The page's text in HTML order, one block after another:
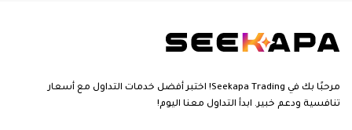
مرحبًا بك في Seekapa Trading! اختبر أفضل خدمات التداول مع أسعار
تنافسية ودعم خبير. ابدأ التداول معنا اليوم!